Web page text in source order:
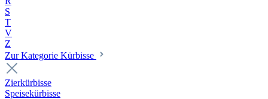
S
T
V
Z
Zur Kategorie Kürbisse
Zierkürbisse
Speisekürbisse